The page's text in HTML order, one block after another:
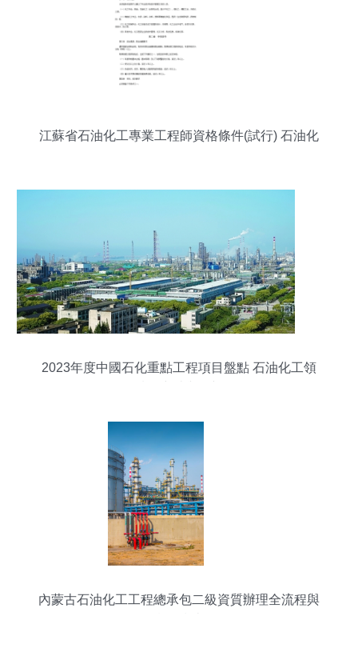
江蘇省石油化工專業工程師資格條件(試行) 石油化
2023年度中國石化重點工程項目盤點 石油化工領
內蒙古石油化工工程總承包二級資質辦理全流程與